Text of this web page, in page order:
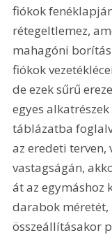
fiókok
rétegeltlemez,
mahagóni
fiókok
de ezek sűrű
egyes
táblázatba
az eredeti terven,
vastagságán,
át az egymáshoz
darabok
összeállításakor